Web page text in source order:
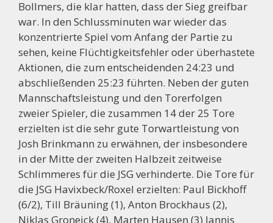
Bollmers, die klar hatten, dass der Sieg greifbar
war. In den Schlussminuten war wieder das
konzentrierte Spiel vom Anfang der Partie zu
sehen, keine Flüchtigkeitsfehler oder überhastete
Aktionen, die zum entscheidenden 24:23 und
abschließenden 25:23 führten. Neben der guten
Mannschaftsleistung und den Torerfolgen
zweier Spieler, die zusammen 14 der 25 Tore
erzielten ist die sehr gute Torwartleistung von
Josh Brinkmann zu erwähnen, der insbesondere
in der Mitte der zweiten Halbzeit zeitweise
Schlimmeres für die JSG verhinderte. Die Tore für
die JSG Havixbeck/Roxel erzielten: Paul Bickhoff
(6/2), Till Bräuning (1), Anton Brockhaus (2),
Niklas Groneick (4), Marten Hausen (3) Jannis